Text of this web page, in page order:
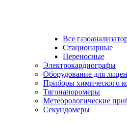
Все
Cтационарные
Переносные
Электрокардиографы
Оборудование для
Приборы химического
Тягонапоромеры
Метеорологические
Секундомеры